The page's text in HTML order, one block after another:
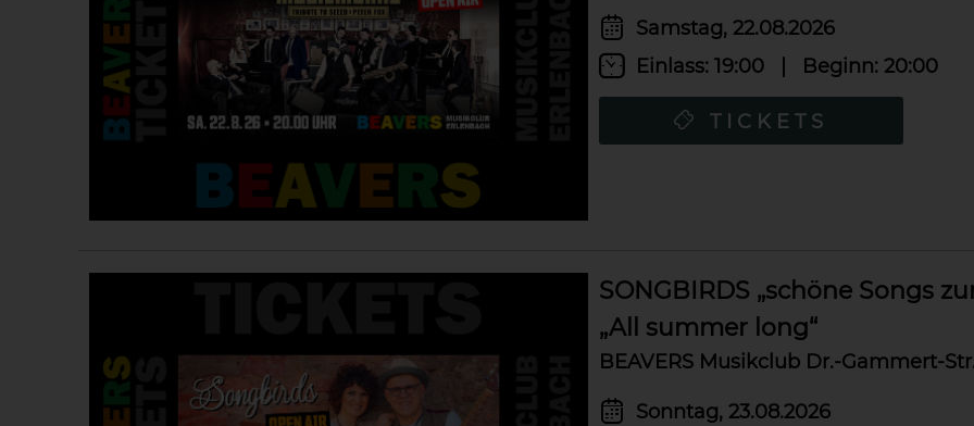
Samstag, 22.08.2026
Einlass: 19:00 Beginn: 20:00
TICKETS
SONGBIRDS „schöne Songs
„All summer long“
BEAVERS Musikclub Dr.-Gammert-
Sonntag, 23.08.2026